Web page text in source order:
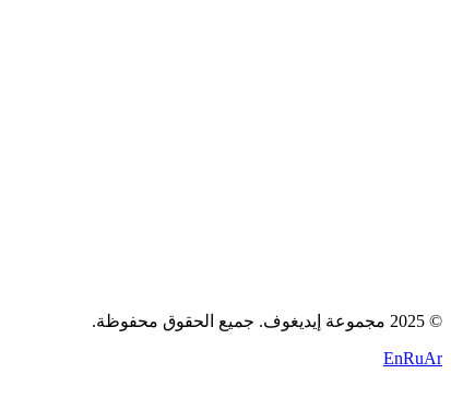
© 2025 مجموعة إيديغوف. جميع الحقوق محفوظة.
EnRuAr